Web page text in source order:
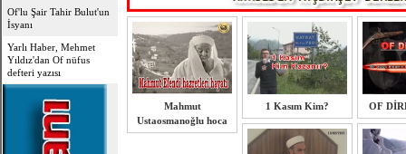
Of'lu Şair Tahir Bulut'un
İsyanı
Yarlı Haber, Mehmet
Yıldız'dan Of nüfus
defteri yazısı
Mahmut
Ustaosmanoğlu hoca
1 Kasım Kim? OF